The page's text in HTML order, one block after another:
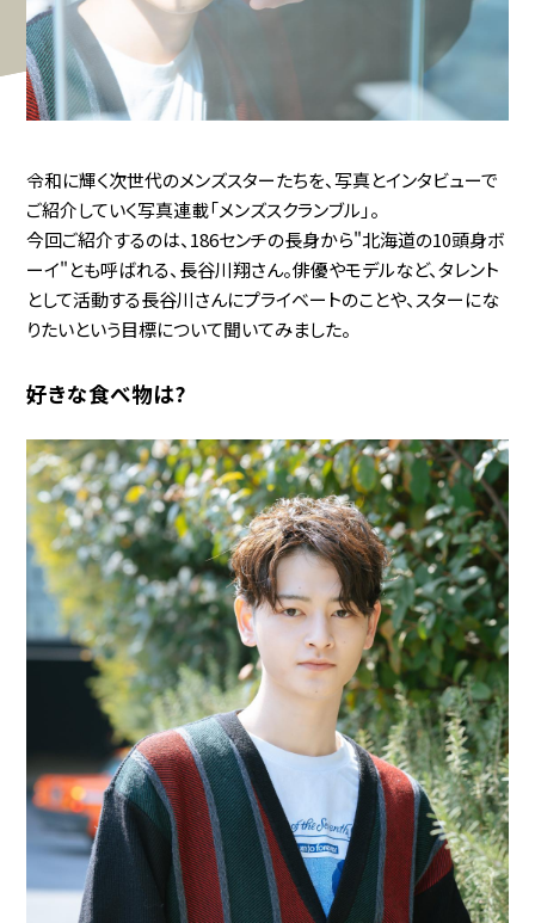
令和に輝く次世代のメンズスターたちを、写真とインタビューで
ご紹介していく写真連載「メンズスクランブル」。
今回ご紹介するのは、186センチの長身から"北海道の10頭身ボ
ーイ"とも呼ばれる、長谷川翔さん。俳優やモデルなど、タレント
として活動する長谷川さんにプライベートのことや、スターにな
りたいという目標について聞いてみました。
好きな食べ物は?